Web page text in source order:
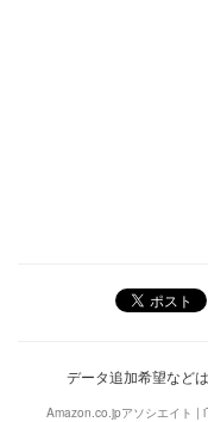
データ追加希望などは
Amazon.co.jpアソシエイト |